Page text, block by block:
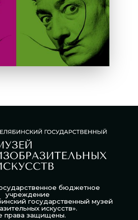
бюджетное
учреждение
государственный музей
искусств».
права защищены.